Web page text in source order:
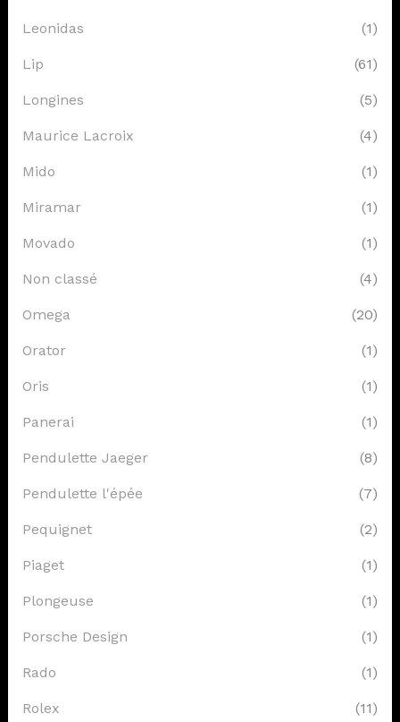
Leonidas (1)
Lip (61)
Longines (5)
Maurice Lacroix (4)
Mido (1)
Miramar (1)
Movado (1)
Non classé (4)
Omega (20)
Orator (1)
Oris (1)
Panerai (1)
Pendulette Jaeger (8)
Pendulette l'épée (7)
Pequignet (2)
Piaget (1)
Plongeuse (1)
Porsche Design (1)
Rado (1)
Rolex (11)